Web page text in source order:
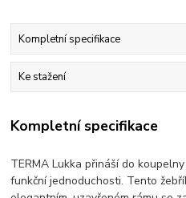
Kompletní specifikace
Ke stažení
Kompletní specifikace
TERMA Lukka přináší do
funkční jednoduchosti. Tento